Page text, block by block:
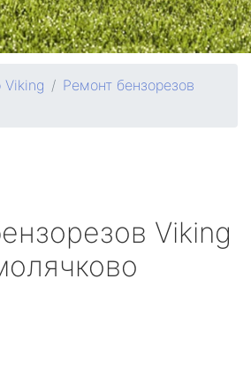
Viking
Ремонт бензорезов
Viking